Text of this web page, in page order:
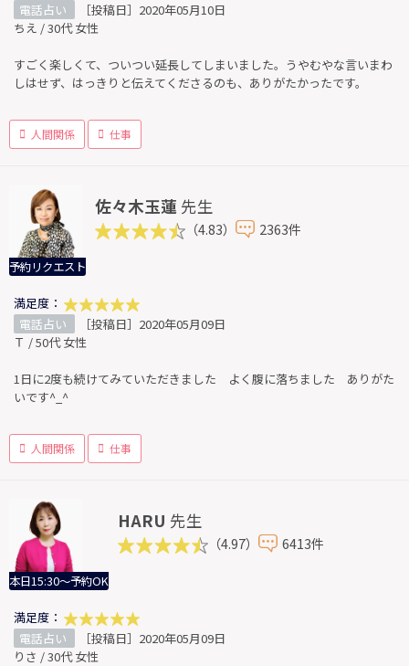
電話占い
［投稿日］2020年05月10日
ちえ / 30代 女性
すごく楽しくて、ついつい延長してしまいました。うやむやな言いまわ
しはせず、はっきりと伝えてくださるのも、ありがたかったです。
人間関係 仕事
予約リクエスト
佐々木玉蓮 先生
（4.83） 2363件
満足度：
電話占い
［投稿日］2020年05月09日
Ｔ / 50代 女性
1日に2度も続けてみていただきました よく腹に落ちました ありがた
いです^_^
人間関係 仕事
本日15:30～予約OK
HARU 先生
（4.97） 6413件
満足度：
電話占い
［投稿日］2020年05月09日
りさ / 30代 女性